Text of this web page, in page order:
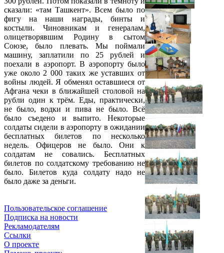
сказали: «там Ташкент». Всем было по
фигу на наши награды, бинты и
костыли. Чиновникам и генералам,
олицетворявшим Родину в сытом
Союзе, было плевать. Мы поймали
машину, заплатили по 25 рублей и
поехали в аэропорт. В аэропорту было
уже около 2 000 таких же уставших от
войны людей. Я обменял оставшиеся от
Афгана чеки в ближайшей столовой на
рубли один к трём. Еды, практически,
не было, водки и пива не было. Всё
было съедено и выпито. Некоторые
солдаты сидели в аэропорту в ожидании
бесплатных билетов по несколько
недель. Офицеров не было. Они к
солдатам не совались. Бесплатных
билетов по солдатскому требованию не
было. Билетов куда солдату надо не
было даже за деньги.
Пользовательское соглашение
Подписка на новости
Рекламодателям
Ссылки
О проекте